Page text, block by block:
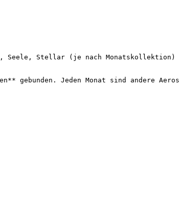
Seele, Stellar (je nach Monatskollektion)
gebunden. Jeden Monat sind andere